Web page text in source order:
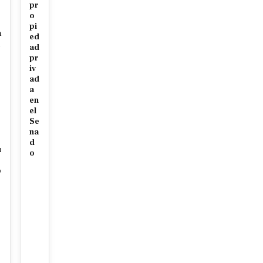
pr
o
pi
ed
ad
pr
iv
ad
a
en
el
Se
na
d
o